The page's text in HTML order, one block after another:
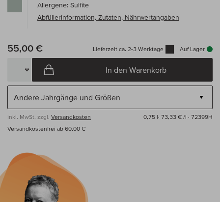
Allergene: Sulfite
Abfüllerinformation, Zutaten, Nährwertangaben
55,00 € Lieferzeit ca. 2-3 Werktage Auf Lager
In den Warenkorb
inkl. MwSt, zzgl. Versandkosten 0,75 l· 73,33 € /l · 72399H
Versandkostenfrei ab 60,00 €